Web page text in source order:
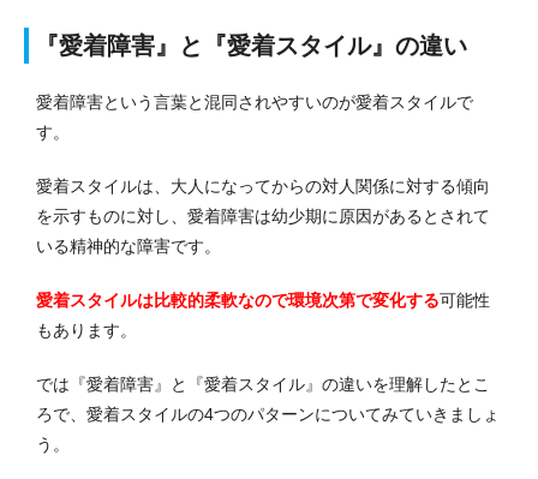
『愛着障害』と『愛着スタイル』の違い
愛着障害という言葉と混同されやすいのが愛着スタイルで
す。
愛着スタイルは、大人になってからの対人関係に対する傾向
を示すものに対し、愛着障害は幼少期に原因があるとされて
いる精神的な障害です。
愛着スタイルは比較的柔軟なので環境次第で変化する可能性
もあります。
では『愛着障害』と『愛着スタイル』の違いを理解したとこ
ろで、愛着スタイルの4つのパターンについてみていきましょ
う。